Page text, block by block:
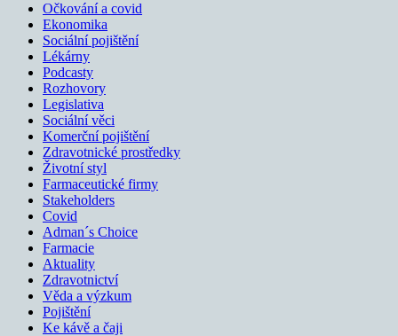
Očkování a covid
Ekonomika
Sociální pojištění
Lékárny
Podcasty
Rozhovory
Legislativa
Sociální věci
Komerční pojištění
Zdravotnické prostředky
Životní styl
Farmaceutické firmy
Stakeholders
Covid
Adman´s Choice
Farmacie
Aktuality
Zdravotnictví
Věda a výzkum
Pojištění
Ke kávě a čaji